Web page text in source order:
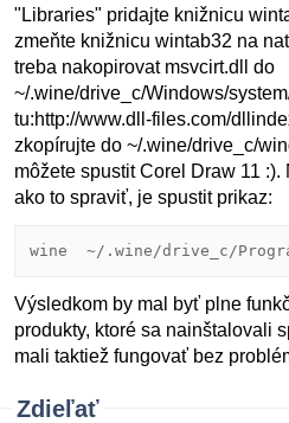
"Libraries" pridajte knižnicu
zmeňte knižnicu wintab32 na
treba nakopirovat msvcirt.dll do
~/.wine/drive_c/Windows/
tu:http://www.dll-files.com/
zkopírujte do ~/.wine/drive_c/
môžete spustit Corel Draw 11
ako to spraviť, je spustit prikaz:
wine  ~/.wine/drive_c/
Výsledkom by mal byť plne
produkty, ktoré sa nainštalovali
mali taktiež fungovať bez
Zdieľať